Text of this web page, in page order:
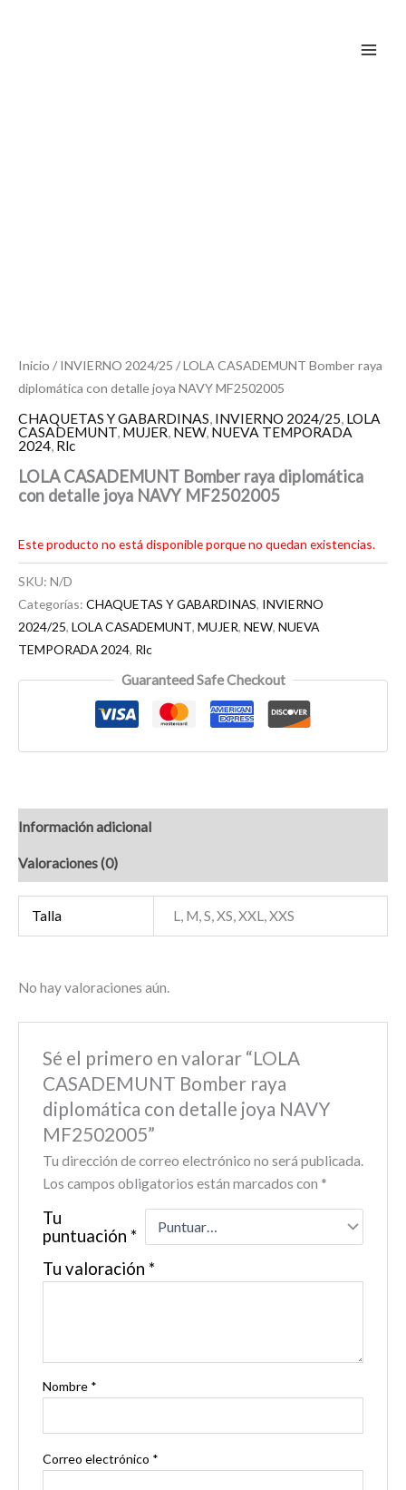
Inicio /INVIERNO 2024/25 / LOLA CASADEMUNT Bomber raya
diplomática con detalle joya NAVY MF2502005
CHAQUETAS Y GABARDINAS, INVIERNO 2024/25, LOLA
CASADEMUNT, MUJER, NEW, NUEVA TEMPORADA
2024, Rlc
LOLA CASADEMUNT Bomber raya diplomática
con detalle joya NAVY MF2502005
Este producto no está disponible porque no quedan existencias.
SKU: N/D
Categorías: CHAQUETAS Y GABARDINAS, INVIERNO
2024/25, LOLA CASADEMUNT, MUJER, NEW, NUEVA
TEMPORADA 2024, Rlc
Guaranteed Safe Checkout
Información adicional
Valoraciones (0)
Talla L, M, S, XS, XXL, XXS
No hay valoraciones aún.
Sé el primero en valorar “LOLA
CASADEMUNT Bomber raya
diplomática con detalle joya NAVY
MF2502005”
Tu dirección de correo electrónico no será publicada.
Los campos obligatorios están marcados con *
Tu
puntuación *
Tu valoración *
Nombre *
Correo electrónico *